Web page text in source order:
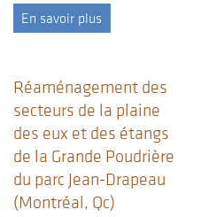
En savoir plus
Réaménagement des
secteurs de la plaine
des eux et des étangs
de la Grande Poudrière
du parc Jean-Drapeau
(Montréal, Qc)